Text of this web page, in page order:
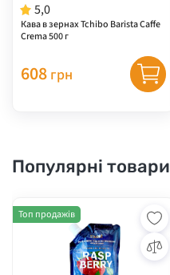
5,0
Кава в зернах Tchibo Barista Caffe
Crema 500 г
608 грн
Популярні товари
Топ продажів